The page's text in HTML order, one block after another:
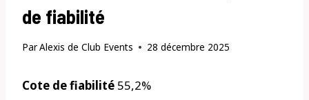
de fiabilité
ParAlexis de Club Events 28 décembre 2025
Cote de fiabilité 55,2%